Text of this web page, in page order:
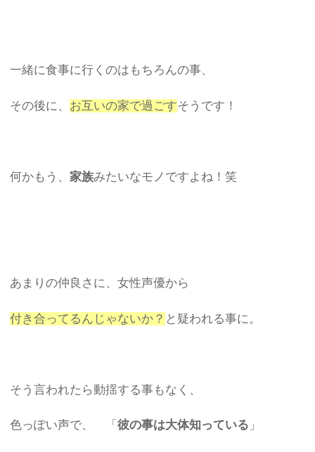
一緒に食事に行くのはもちろんの事、
その後に、 お互いの家で過ごすそうです！
何かもう、 家族みたいなモノですよね！笑
あまりの仲良さに、女性声優から
付き合ってるんじゃないか？ と疑われる事に。
そう言われたら動揺する事もなく、
色っぽい声で、 「彼の事は大体知っている 」